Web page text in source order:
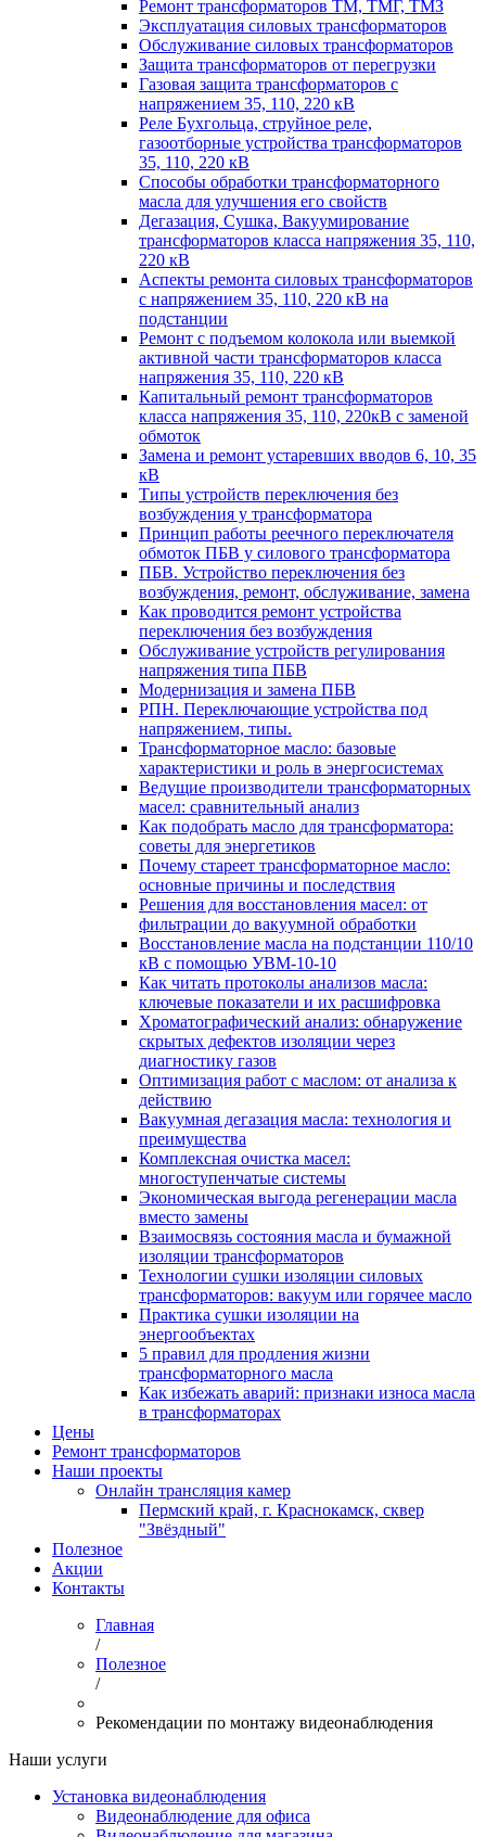
Ремонт трансформаторов ТМ, ТМГ, ТМЗ
Эксплуатация силовых трансформаторов
Обслуживание силовых трансформаторов
Защита трансформаторов от перегрузки
Газовая защита трансформаторов с
напряжением 35, 110, 220 кВ
Реле Бухгольца, струйное реле,
газоотборные устройства трансформаторов
35, 110, 220 кВ
Способы обработки трансформаторного
масла для улучшения его свойств
Дегазация, Сушка, Вакуумирование
трансформаторов класса напряжения 35, 110,
220 кВ
Аспекты ремонта силовых трансформаторов
с напряжением 35, 110, 220 кВ на
подстанции
Ремонт с подъемом колокола или выемкой
активной части трансформаторов класса
напряжения 35, 110, 220 кВ
Капитальный ремонт трансформаторов
класса напряжения 35, 110, 220кВ с заменой
обмоток
Замена и ремонт устаревших вводов 6, 10, 35
кВ
Типы устройств переключения без
возбуждения у трансформатора
Принцип работы реечного переключателя
обмоток ПБВ у силового трансформатора
ПБВ. Устройство переключения без
возбуждения, ремонт, обслуживание, замена
Как проводится ремонт устройства
переключения без возбуждения
Обслуживание устройств регулирования
напряжения типа ПБВ
Модернизация и замена ПБВ
РПН. Переключающие устройства под
напряжением, типы.
Трансформаторное масло: базовые
характеристики и роль в энергосистемах
Ведущие производители трансформаторных
масел: сравнительный анализ
Как подобрать масло для трансформатора:
советы для энергетиков
Почему стареет трансформаторное масло:
основные причины и последствия
Решения для восстановления масел: от
фильтрации до вакуумной обработки
Восстановление масла на подстанции 110/10
кВ с помощью УВМ-10-10
Как читать протоколы анализов масла:
ключевые показатели и их расшифровка
Хроматографический анализ: обнаружение
скрытых дефектов изоляции через
диагностику газов
Оптимизация работ с маслом: от анализа к
действию
Вакуумная дегазация масла: технология и
преимущества
Комплексная очистка масел:
многоступенчатые системы
Экономическая выгода регенерации масла
вместо замены
Взаимосвязь состояния масла и бумажной
изоляции трансформаторов
Технологии сушки изоляции силовых
трансформаторов: вакуум или горячее масло
Практика сушки изоляции на
энергообъектах
5 правил для продления жизни
трансформаторного масла
Как избежать аварий: признаки износа масла
в трансформаторах
Цены
Ремонт трансформаторов
Наши проекты
Онлайн трансляция камер
Пермский край, г. Краснокамск, сквер
"Звёздный"
Полезное
Акции
Контакты
Главная
/
Полезное
/
Рекомендации по монтажу видеонаблюдения
Наши услуги
Установка видеонаблюдения
Видеонаблюдение для офиса